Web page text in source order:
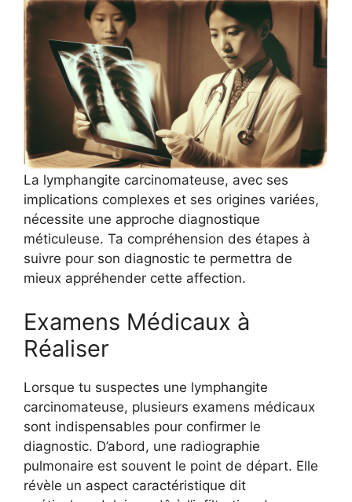
La lymphangite carcinomateuse, avec ses
implications complexes et ses origines variées,
nécessite une approche diagnostique
méticuleuse. Ta compréhension des étapes à
suivre pour son diagnostic te permettra de
mieux appréhender cette affection.
Examens Médicaux à
Réaliser
Lorsque tu suspectes une lymphangite
carcinomateuse, plusieurs examens médicaux
sont indispensables pour confirmer le
diagnostic. D’abord, une radiographie
pulmonaire est souvent le point de départ. Elle
révèle un aspect caractéristique dit